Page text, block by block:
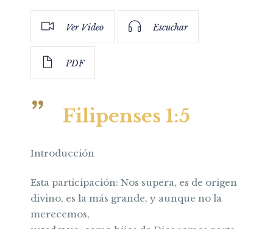
Ver Video Escuchar
PDF
Filipenses 1:5
Introducción
Esta participación: Nos supera, es de origen
divino, es la más grande, y aunque no la
merecemos,